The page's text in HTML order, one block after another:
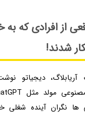
از افرادی که
شدند!
دیجیاتو
ها نگران آینده شغلی